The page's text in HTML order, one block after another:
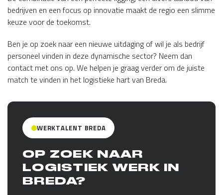
bedrijven en een focus op innovatie maakt de regio een slimme
keuze voor de toekomst.
Ben je op zoek naar een nieuwe uitdaging of wil je als bedrijf
personeel vinden in deze dynamische sector? Neem dan
contact met ons op. We helpen je graag verder om de juiste
match te vinden in het logistieke hart van Breda.
WERKTALENT BREDA
OP ZOEK NAAR
LOGISTIEK WERK IN
BREDA?